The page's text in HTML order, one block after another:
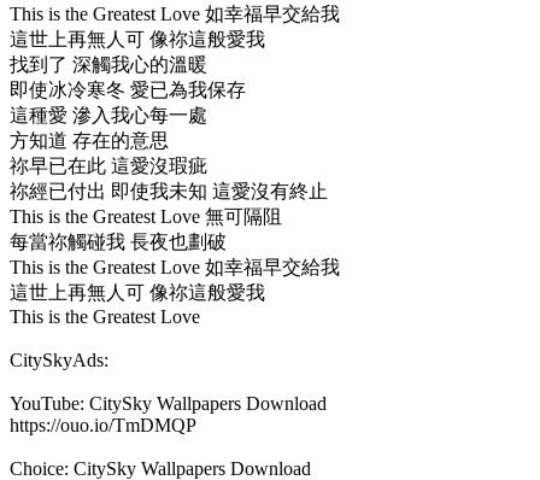
This is the Greatest Love 如幸福早交給我
這世上再無人可 像祢這般愛我
找到了 深觸我心的溫暖
即使冰冷寒冬 愛已為我保存
這種愛 滲入我心每一處
方知道 存在的意思
祢早已在此 這愛沒瑕疵
祢經已付出 即使我未知 這愛沒有終止
This is the Greatest Love 無可隔阻
每當祢觸碰我 長夜也劃破
This is the Greatest Love 如幸福早交給我
這世上再無人可 像祢這般愛我
This is the Greatest Love
CitySkyAds:
YouTube: CitySky Wallpapers Download
https://ouo.io/TmDMQP
Choice: CitySky Wallpapers Download